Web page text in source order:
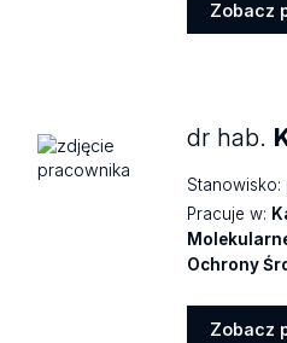
Zobacz
dr hab.
Stanowisko:
Pracuje w:
Ochrony
Zobacz